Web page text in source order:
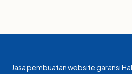
Jasa pembuatan website garansi